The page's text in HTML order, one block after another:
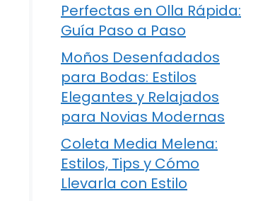
Perfectas en Olla Rápida:
Guía Paso a Paso
Moños Desenfadados
para Bodas: Estilos
Elegantes y Relajados
para Novias Modernas
Coleta Media Melena:
Estilos, Tips y Cómo
Llevarla con Estilo